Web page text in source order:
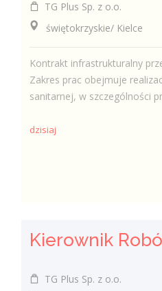
TG Plus Sp. z o.o.
świętokrzyskie/ Kielce
Kontrakt infrastrukturalny
Zakres prac obejmuje
sanitarnej, w szczególności
dzisiaj
TG Plus Sp. z o.o.